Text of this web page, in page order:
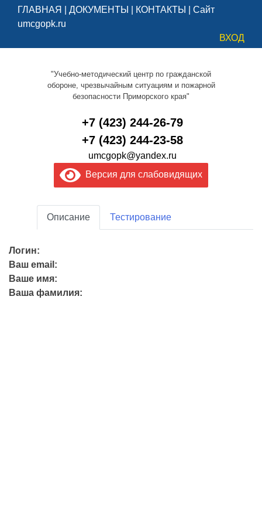
ГЛАВНАЯ ДОКУМЕНТЫ КОНТАКТЫ
Сайт
umcgopk.ru
ВХОД
"Учебно-методический центр по гражданской
обороне, чрезвычайным ситуациям и пожарной
безопасности Приморского края"
+7 (423) 244-26-79
+7 (423) 244-23-58
umcgopk@yandex.ru
Версия для слабовидящих
Описание Тестирование
Логин:
Ваш email:
Ваше имя:
Ваша фамилия: